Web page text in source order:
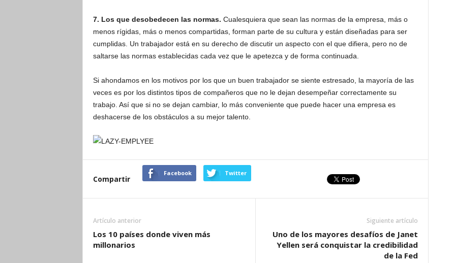
7. Los que desobedecen las normas. Cualesquiera que sean las normas de la empresa, más o
menos rígidas, más o menos compartidas, forman parte de su cultura y están diseñadas para ser
cumplidas. Un trabajador está en su derecho de discutir un aspecto con el que difiera, pero no de
saltarse las normas establecidas cada vez que le apetezca y de forma continuada.
Si ahondamos en los motivos por los que un buen trabajador se siente estresado, la mayoría de las
veces es por los distintos tipos de compañeros que no le dejan desempeñar correctamente su
trabajo. Así que si no se dejan cambiar, lo más conveniente que puede hacer una empresa es
deshacerse de los obstáculos a su mejor talento.
Compartir
Facebook Twitter
Artículo anterior
Los 10 países donde viven más
millonarios
Siguiente artículo
Uno de los mayores desafíos de Janet
Yellen será conquistar la credibilidad
de la Fed